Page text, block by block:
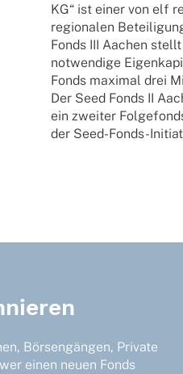
KG“ ist einer von elf
regio­na­len
Fonds III Aachen
notwen­dige
Fonds maxi­mal drei
Der Seed Fonds II
ein zwei­ter
der Seed-Fonds-
Börsengängen, Private
einen neuen Fonds